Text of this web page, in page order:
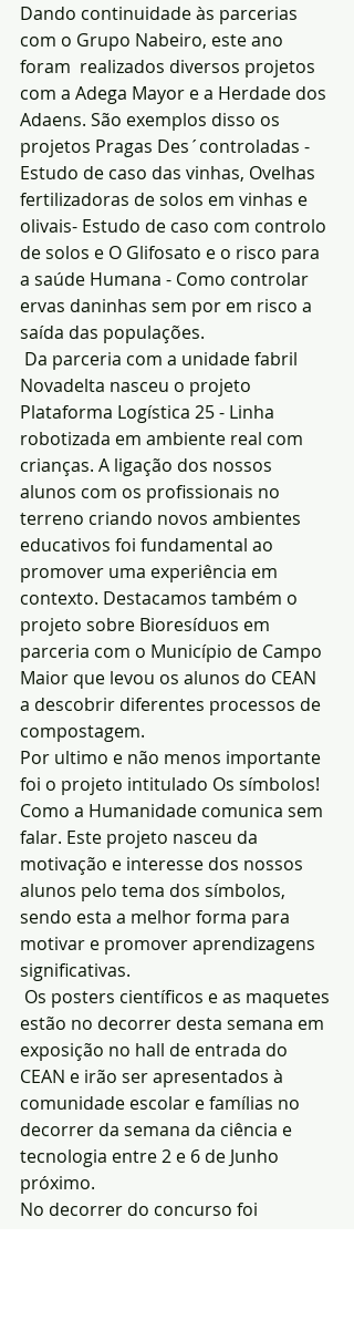
Dando continuidade às parcerias
com o Grupo Nabeiro, este ano
foram  realizados diversos projetos
com a Adega Mayor e a Herdade dos
Adaens. São exemplos disso os
projetos Pragas Des´controladas -
Estudo de caso das vinhas, Ovelhas
fertilizadoras de solos em vinhas e
olivais- Estudo de caso com controlo
de solos e O Glifosato e o risco para
a saúde Humana - Como controlar
ervas daninhas sem por em risco a
saída das populações.
Da parceria com a unidade fabril
Novadelta nasceu o projeto
Plataforma Logística 25 - Linha
robotizada em ambiente real com
crianças. A ligação dos nossos
alunos com os profissionais no
terreno criando novos ambientes
educativos foi fundamental ao
promover uma experiência em
contexto. Destacamos também o
projeto sobre Bioresíduos em
parceria com o Município de Campo
Maior que levou os alunos do CEAN
a descobrir diferentes processos de
compostagem.
Por ultimo e não menos importante
foi o projeto intitulado Os símbolos!
Como a Humanidade comunica sem
falar. Este projeto nasceu da
motivação e interesse dos nossos
alunos pelo tema dos símbolos,
sendo esta a melhor forma para
motivar e promover aprendizagens
significativas.
Os posters científicos e as maquetes
estão no decorrer desta semana em
exposição no hall de entrada do
CEAN e irão ser apresentados à
comunidade escolar e famílias no
decorrer da semana da ciência e
tecnologia entre 2 e 6 de Junho
próximo.
No decorrer do concurso foi